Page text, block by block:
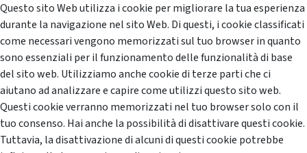
Questo sito Web utilizza i cookie per migliorare la tua esperienza
durante la navigazione nel sito Web. Di questi, i cookie classificati
come necessari vengono memorizzati sul tuo browser in quanto
sono essenziali per il funzionamento delle funzionalità di base
del sito web. Utilizziamo anche cookie di terze parti che ci
aiutano ad analizzare e capire come utilizzi questo sito web.
Questi cookie verranno memorizzati nel tuo browser solo con il
tuo consenso. Hai anche la possibilità di disattivare questi cookie.
Tuttavia, la disattivazione di alcuni di questi cookie potrebbe